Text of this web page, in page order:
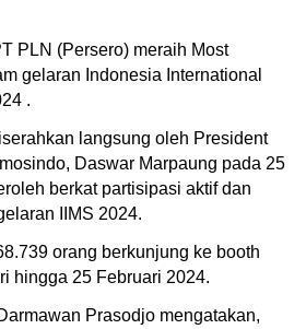
PLN (Persero) meraih Most
gelaran Indonesia International
.
langsung oleh President
Daswar Marpaung pada 25
berkat partisipasi aktif dan
IIMS 2024.
orang berkunjung ke booth
hingga 25 Februari 2024.
Prasodjo mengatakan,